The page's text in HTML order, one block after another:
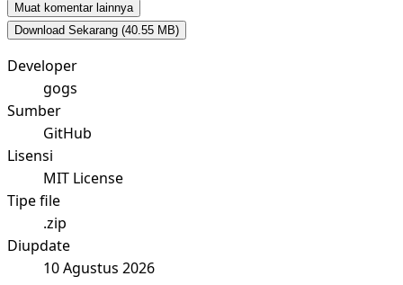
Muat komentar lainnya
Download Sekarang (40.55 MB)
Developer
gogs
Sumber
GitHub
Lisensi
MIT License
Tipe file
.zip
Diupdate
10 Agustus 2026